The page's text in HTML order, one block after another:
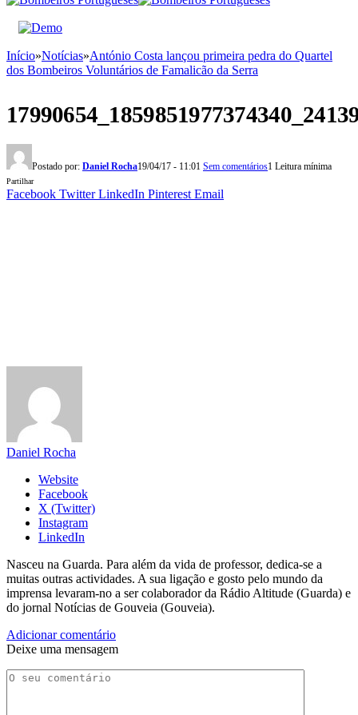
Início»Notícias»António Costa lançou primeira pedra do Quartel
dos Bombeiros Voluntários de Famalicão da Serra
Postado por: Daniel Rocha19/04/17 - 11:01 Sem comentários1 Leitura mínima
Partilhar
Facebook Twitter LinkedIn Pinterest Email
Daniel Rocha
Website
Facebook
X (Twitter)
Instagram
LinkedIn
Nasceu na Guarda. Para além da vida de professor, dedica-se a
muitas outras actividades. A sua ligação e gosto pelo mundo da
imprensa levaram-no a ser colaborador da Rádio Altitude (Guarda) e
do jornal Notícias de Gouveia (Gouveia).
Adicionar comentário
Deixe uma mensagem